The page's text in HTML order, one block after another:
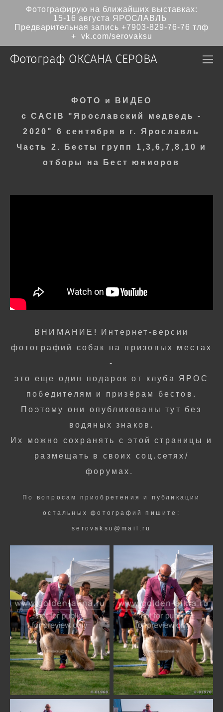
Фотографирую на ближайших выставках:
15-16 августа ЯРОСЛАВЛЬ
Предварительная запись +7903-829-76-76 тлф
+ vk.com/serovaksu
Фотограф ОКСАНА СЕРОВА
ФОТО и ВИДЕО
с CACIB "Ярославский медведь -
2020" 6 сентября в г. Ярославль
Часть 2. Бесты групп 1,3,6,7,8,10 и
отборы на Бест юниоров
ВНИМАНИЕ! Интернет-версии
фотографий собак на призовых местах
-
это еще один подарок от клуба ЯРОС
победителям и призёрам бестов.
Поэтому они опубликованы тут без
водяных знаков.
Их можно сохранять с этой страницы и
размещать в своих соц.сетях/
форумах.
По вопросам приобретения и публикации
остальных фотографий пишите:
serovaksu@mail.ru